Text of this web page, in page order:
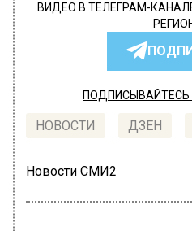
ВИДЕО В ТЕЛЕГРАМ-
ПОДПИСЫВАЙТЕСЬ
НОВОСТИ ДЗЕН
Новости СМИ2